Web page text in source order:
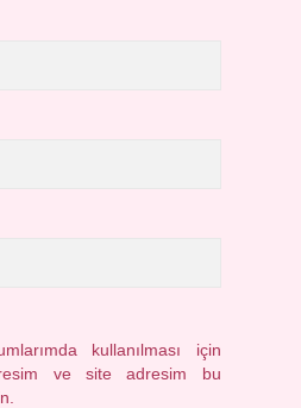
kullanılması için
ve site adresim bu